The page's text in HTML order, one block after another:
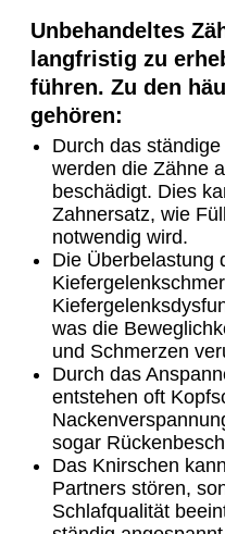
Unbehandeltes
langfristig zu
führen. Zu den
gehören:
Durch das
werden die Zähne
beschädigt. Dies
Zahnersatz, wie
notwendig wird.
Die Überbelastung
was die
und Schmerzen
Durch das
entstehen oft
sogar
Das Knirschen
Partners stören,
Schlafqualität